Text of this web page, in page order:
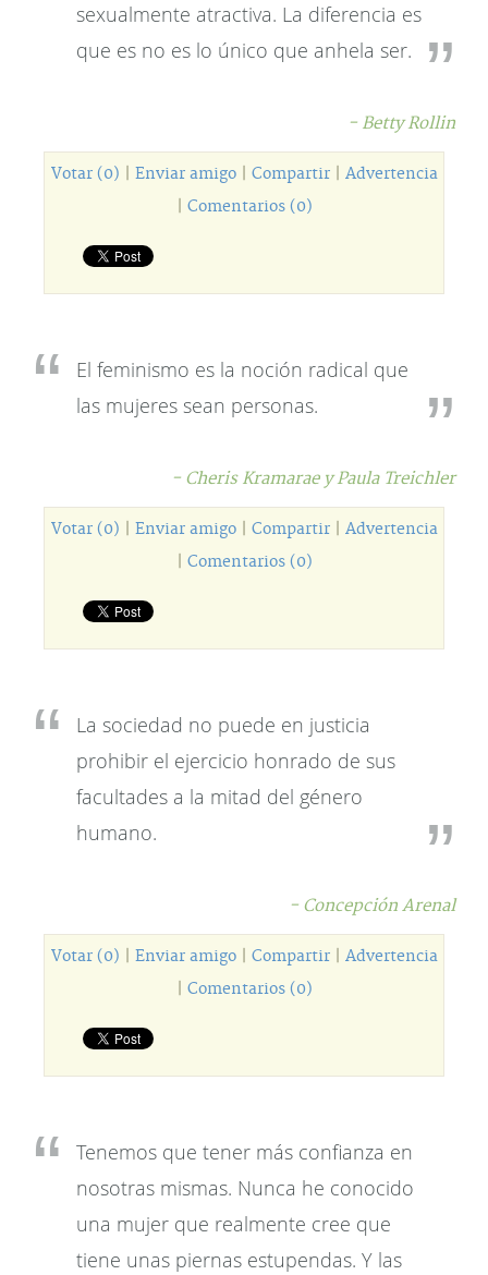
sexualmente atractiva. La diferencia es
que es no es lo único que anhela ser.
- Betty Rollin
Votar (0) Enviar amigo| Compartir| Advertencia
Comentarios (0)
El feminismo es la noción radical que
las mujeres sean personas.
- Cheris Kramarae y Paula Treichler
Votar (0) Enviar amigo| Compartir| Advertencia
Comentarios (0)
La sociedad no puede en justicia
prohibir el ejercicio honrado de sus
facultades a la mitad del género
humano.
- Concepción Arenal
Votar (0) Enviar amigo| Compartir| Advertencia
Comentarios (0)
Tenemos que tener más confianza en
nosotras mismas. Nunca he conocido
una mujer que realmente cree que
tiene unas piernas estupendas. Y las